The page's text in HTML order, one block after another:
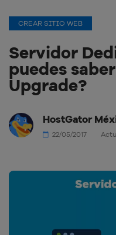
CREAR SITIO WEB
Servidor
puedes
Upgrade?
HostGator
22/05/2017